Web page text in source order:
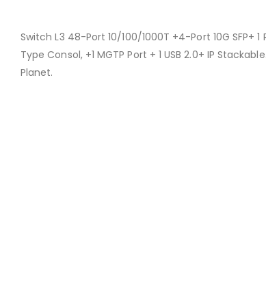
Switch L3 48-Port 10/100/1000T +4-Port 10G SFP+ 1
Type Consol, +1 MGTP Port + 1 USB 2.0+ IP Stackable.
Planet.